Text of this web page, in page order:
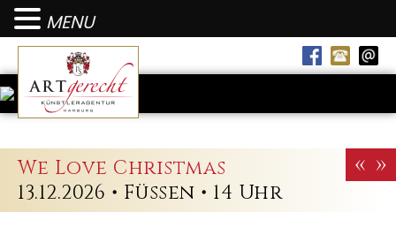
We Love Christmas
13.12.2026 • Füssen • 14 Uhr
« »
MENU